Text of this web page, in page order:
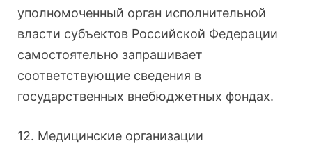
уполномоченный орган исполнительной
власти субъектов Российской Федерации
самостоятельно запрашивает
соответствующие сведения в
государственных внебюджетных фондах.
12. Медицинские организации